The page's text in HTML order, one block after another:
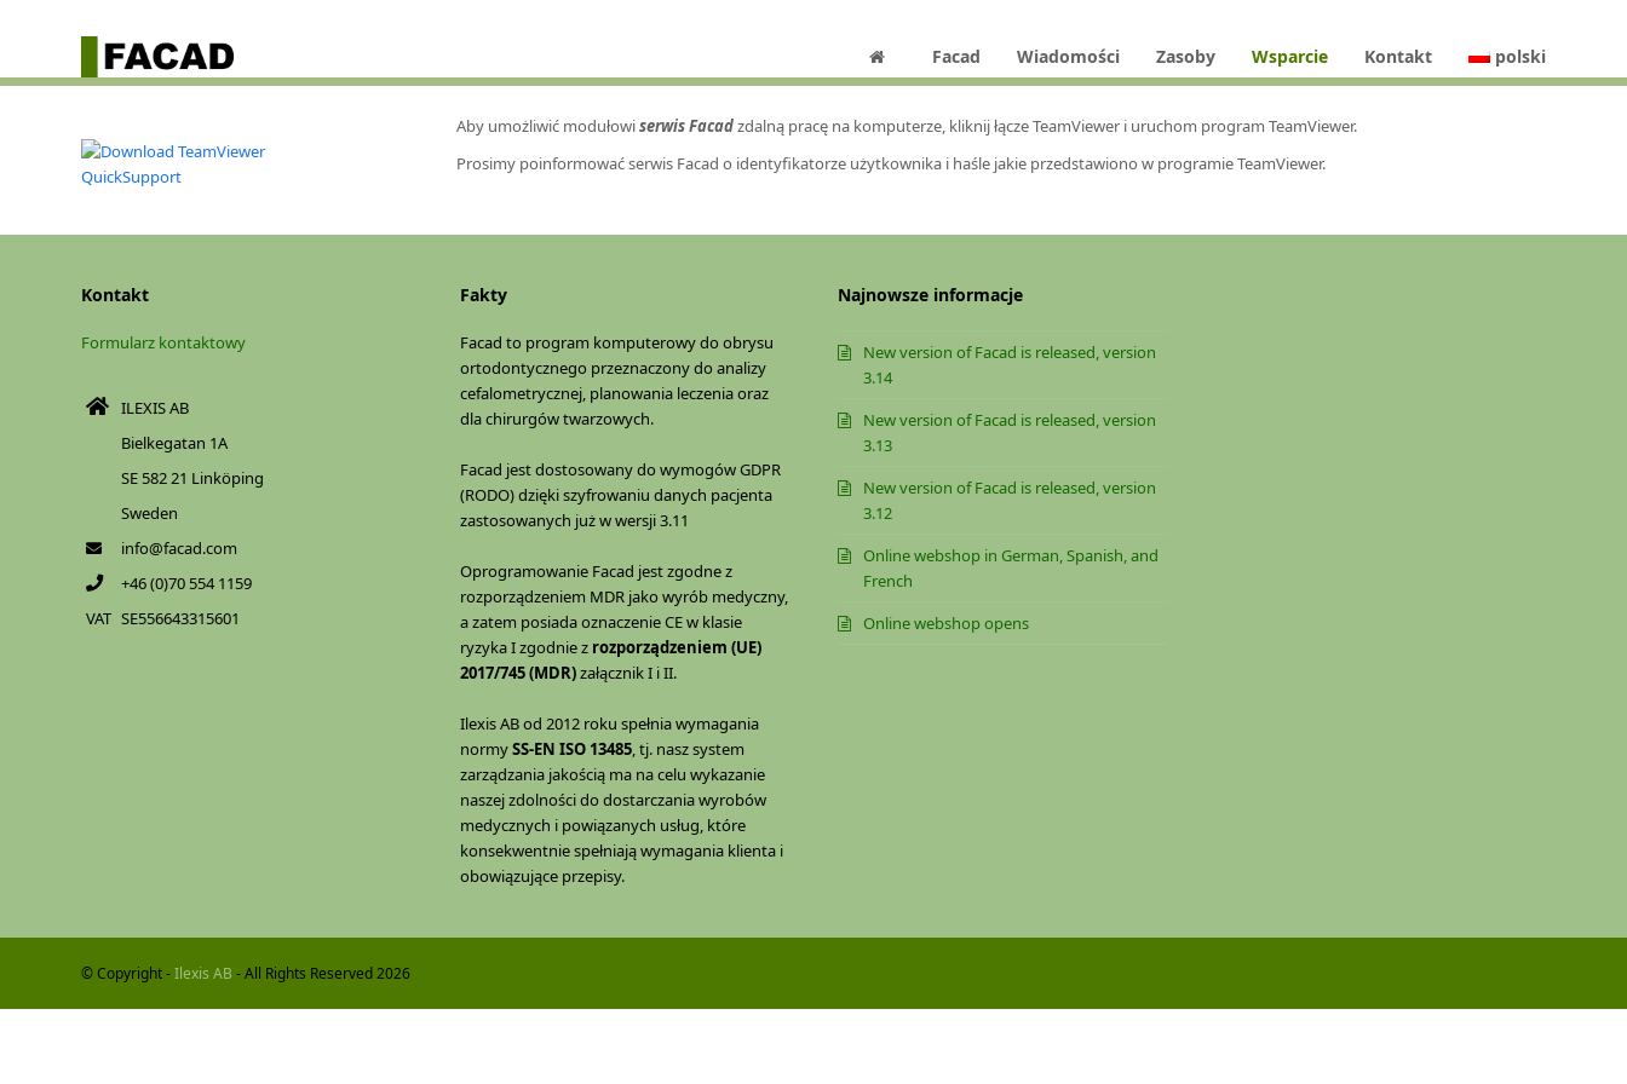
Facad Wiadomości Zasoby Wsparcie Kontakt polski
Download TeamViewer
Aby umożliwić modułowiserwis Facadzdalną pracę na komputerze, kliknij łącze TeamViewer i uruchom program TeamViewer.
Prosimy poinformować serwis Facad o identyfikatorze użytkownika i haśle jakie przedstawiono w programie TeamViewer.
Kontakt
Formularz kontaktowy
ILEXIS AB
Bielkegatan 1A
SE 582 21 Linköping
Sweden
info@facad.com
+46 (0)70 554 1159
VAT SE556643315601
Fakty
Facad to program komputerowy do obrysu
ortodontycznego przeznaczony do analizy
cefalometrycznej, planowania leczenia oraz
dla chirurgów twarzowych.
Facad jest dostosowany do wymogów GDPR
(RODO) dzięki szyfrowaniu danych pacjenta
zastosowanych już w wersji 3.11
Oprogramowanie Facad jest zgodne z
rozporządzeniem MDR jako wyrób medyczny,
a zatem posiada oznaczenie CE w klasie
ryzyka I zgodnie z rozporządzeniem (UE)
2017/745 (MDR)załącznik I i II.
Ilexis AB od 2012 roku spełnia wymagania
normySS-EN ISO 13485, tj. nasz system
zarządzania jakością ma na celu wykazanie
naszej zdolności do dostarczania wyrobów
medycznych i powiązanych usług, które
konsekwentnie spełniają wymagania klienta i
obowiązujące przepisy.
Najnowsze informacje
New version of Facad is released, version
3.14
New version of Facad is released, version
3.13
New version of Facad is released, version
3.12
Online webshop in German, Spanish, and
French
Online webshop opens
© Copyright -Ilexis AB - All Rights Reserved 2026